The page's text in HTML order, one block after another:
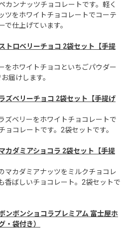
カンナッツチョコレートです。軽く
ツをホワイトチョコレートでコーテ
で仕上げています。
トロベリーチョコ 2袋セット【手提
をホワイトチョコといちごパウダー
届けします。
ズベリーチョコ 2袋セット【手提げ
ズベリーをホワイトチョコレートで
コレートです。2袋セットです。
カダミアショコラ 2袋セット【手提
マカダミアナッツをミルクチョコレ
香ばしいチョコレート。2袋セットで
ンボンショコラプレミアム 富士屋ホ
・袋付き）